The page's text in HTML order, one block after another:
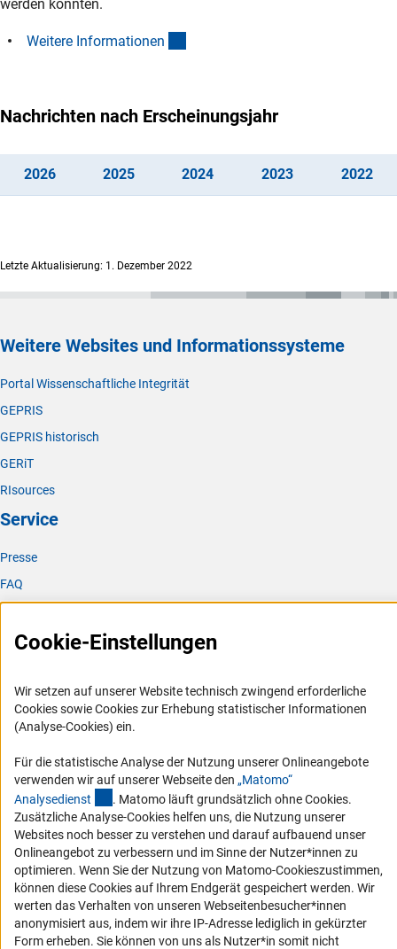
werden könnten.
Weitere Informationen
Nachrichten nach Erscheinungsjahr
2026(interner Link)
2025(interner Link)
2024(interner Link)
2023(interner Link)
2022
Letzte Aktualisierung: 1. Dezember 2022
Weitere Websites und Informationssysteme
Portal Wissenschaftliche Integrität
GEPRIS
GEPRIS historisch
GERiT
RIsources
Service
Presse
FAQ
Logo und Corporate Design
Compliance
Vergabeverfahren
Service und Informationen für Menschen mit Behinderungen
Erklärung zur Barrierefreiheit
Barriere melden
DFG-aktuell
Erhalten Sie Neuigkeiten aus der DFG direkt in Ihr Mailpostfach oder
schauen Sie sich die Ausgaben online an.
Cookie-Einstellungen
Wir setzen auf unserer Website technisch zwingend erforderliche
Cookies sowie Cookies zur Erhebung statistischer Informationen
(Analyse-Cookies) ein.
Für die statistische Analyse der Nutzung unserer Onlineangebote
verwenden wir auf unserer Webseite den „Matomo“
Analysedienst (externer Link)
. Matomo läuft grundsätzlich ohne Cookies.
Zusätzliche Analyse-Cookies helfen uns, die Nutzung unserer
Websites noch besser zu verstehen und darauf aufbauend unser
Onlineangebot zu verbessern und im Sinne der Nutzer*innen zu
optimieren. Wenn Sie der Nutzung von Matomo-Cookieszustimmen,
können diese Cookies auf Ihrem Endgerät gespeichert werden. Wir
werten das Verhalten von unseren Webseitenbesucher*innen
anonymisiert aus, indem wir ihre IP-Adresse lediglich in gekürzter
Form erheben. Sie können von uns als Nutzer*in somit nicht